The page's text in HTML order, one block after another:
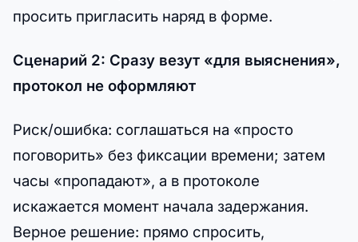
просить пригласить наряд в форме.
Сценарий 2: Сразу везут «для выяснения»,
протокол не оформляют
Риск/ошибка: соглашаться на «просто
поговорить» без фиксации времени; затем
часы «пропадают», а в протоколе
искажается момент начала задержания.
Верное решение: прямо спросить,